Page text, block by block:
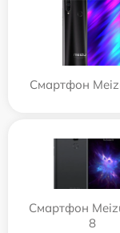
Смартфон
Смартфон
8